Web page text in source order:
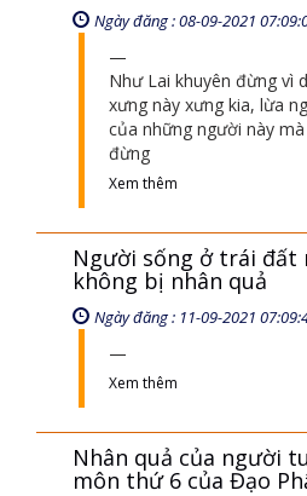
Ngày đăng : 08-09-2021
Như Lai khuyên đừng vì
xưng này xưng kia, lừa
của những người này
đừng
Xem thêm
Người sống ở trái đất
không bị nhân quả
Ngày đăng : 11-09-2021
Xem thêm
Nhân quả của người
môn thứ 6 của Đạo